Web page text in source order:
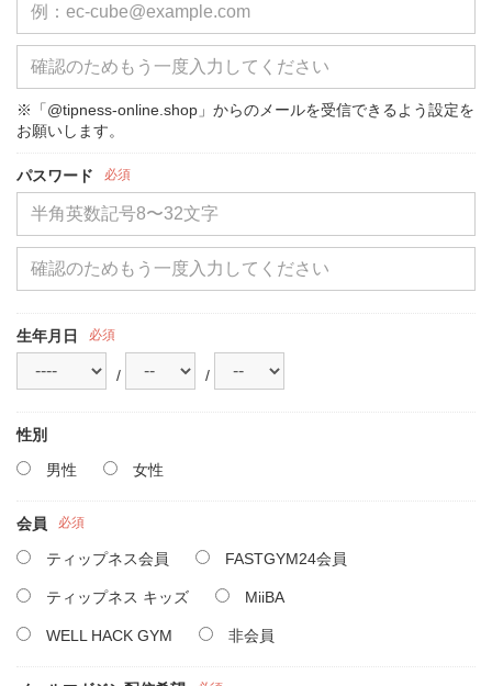
※「@tipness-online.shop」からのメールを受信できるよう設定を
お願いします。
パスワード 必須
生年月日 必須
/ /
性別
男性
女性
会員 必須
ティップネス会員 FASTGYM24会員
ティップネス キッズ MiiBA
WELL HACK GYM 非会員